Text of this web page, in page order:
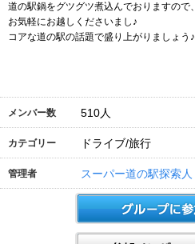
道の駅鍋をグツグツ煮込んでおりますので、
お気軽にお越しくださいまし♪
コアな道の駅の話題で盛り上がりましょう♪
メンバー数 510人
カテゴリー ドライブ/旅行
管理者 スーパー道の駅探索人